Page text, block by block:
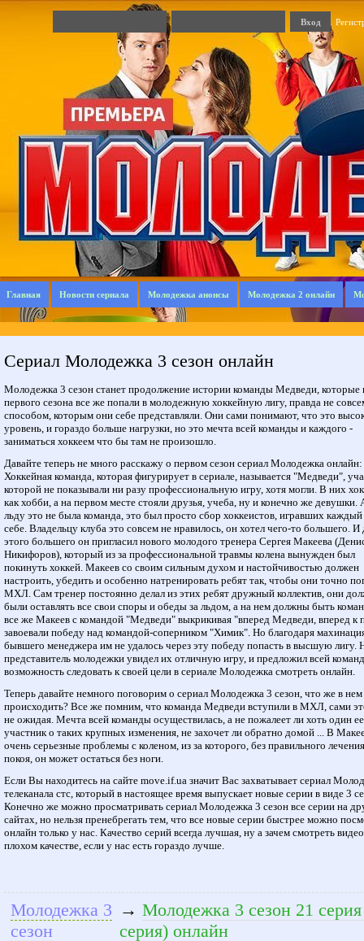
Главная Новости сериала Молодежка анонсы Молодежка 2 онлайн
Сериал Молодежка 3 сезон онлайн
Молодежка 3 сезон станет продолжение истории команды Медведи, которые
первого сезона все же попали в молодежную хоккейную лигу, правда не
способом, которым они себе представляли. Они сами понимают, что это
уровень, и гораздо больше нагрузки, но это мечта всей команды и каждого -
заниматься хоккеем что бы там не произошло.
Давайте теперь не много расскажу о первом сезон сериал Молодежка онлайн:
Хоккейная команда, которая фигурирует в сериале, называется "Медведи",
которой не показывали ни разу профессиональную игру, хотя могли. В них
как хобби, а на первом месте стояли друзья, учеба, ну и конечно же девушки.
льду это не была команда, это был просто сбор хоккеистов, игравших
себе. Владельцу клуба это совсем не нравилось, он хотел чего-то большего. И
этого большего он пригласил нового молодого тренера Сергея Макеева
Никифоров), который из за профессиональной травмы колена вынужден был
покинуть хоккей. Макеев со своим сильным духом и настойчивостью должен
настроить, убедить и особенно натренировать ребят так, чтобы они точно
МХЛ. Сам тренер постоянно делал из этих ребят дружный коллектив, они
были оставлять все свои споры и обеды за льдом, а на нем должны быть
все же Макеев с командой "Медведи" выкрикивая "вперед Медведи, вперед к
завоевали победу над командой-соперником "Химик". Но благодаря
бывшего менеджера им не удалось через эту победу попасть в высшую лигу.
представитель молодежки увидел их отличную игру, и предложил всей
возможность следовать к своей цели в сериале Молодежка смотреть онлайн.
Теперь давайте немного поговорим о сериал Молодежка 3 сезон, что же в нем
происходить? Все же помним, что команда Медведи вступили в МХЛ, сами
не ожидая. Мечта всей команды осуществилась, а не пожалеет ли хоть один ее
участник о таких крупных изменения, не захочет ли обратно домой ... В
очень серьезные проблемы с коленом, из за которого, без правильного
покоя, он может остаться без ноги.
Если Вы находитесь на сайте move.if.ua значит Вас захватывает сериал
телеканала стс, который в настоящее время выпускает новые серии в виде 3
Конечно же можно просматривать сериал Молодежка 3 сезон все серии на
сайтах, но нельзя пренебрегать тем, что все новые серии быстрее можно
онлайн только у нас. Качество серий всегда лучшая, ну а зачем смотреть
плохом качестве, если у нас есть гораздо лучше.
Молодежка 3
сезон
→ Молодежка 3 сезон 21
серия) онлайн